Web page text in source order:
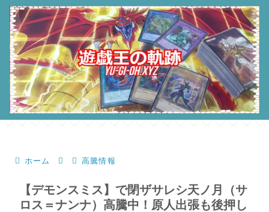
ホーム 高騰情報
【デモンスミス】で閉ザサレシ天ノ月（サ
ロス＝ナンナ）高騰中！原人出張も後押し